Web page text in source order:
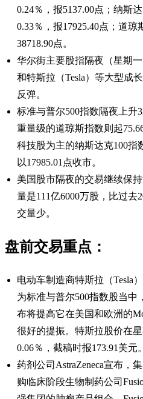
0.24％，报5137.00点；纳斯
0.33％，报17925.40点；道
38718.90点。
华尔街主要股指隔夜（星期
和特斯拉（Tesla）等大型成
反弹。
标准与普尔500指数隔夜上升
重量级的道琼斯指数则起
科技股为主的纳斯达克100指
以17985.01点收市。
美国股市隔夜的交易继续保
量是111亿6000万股，比过去
交量少。
盘前交易重点：
电动车制造商特斯拉（Tesla
为标准与普尔500指数股当中
布将提高它在美国和欧洲的
很好的提振。特斯拉股价在
0.06％，截稿时报173.91美元。
药剂公司AstraZeneca宣布，
购临床阶段生物制药公司